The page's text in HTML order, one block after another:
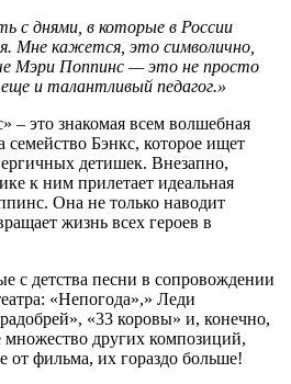
с днями, в которые в России
Мне кажется, это символично,
Мэри Поппинс — это не просто
и талантливый педагог.»
это знакомая всем волшебная
Бэнкс, которое ищет
детишек. Внезапно,
к ним прилетает идеальная
Она не только наводит
жизнь всех героев в
с детства песни в сопровождении
«Непогода»,» Леди
«33 коровы» и, конечно,
множество других композиций,
от фильма, их гораздо больше!